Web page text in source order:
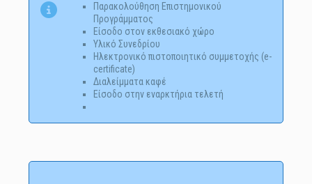
Παρακολούθηση Επιστημονικού
Προγράμματος
Είσοδο στον εκθεσιακό χώρο
Υλικό Συνεδρίου
Ηλεκτρονικό πιστοποιητικό συμμετοχής (e-
certificate)
Διαλείμματα καφέ
Είσοδο στην εναρκτήρια τελετή